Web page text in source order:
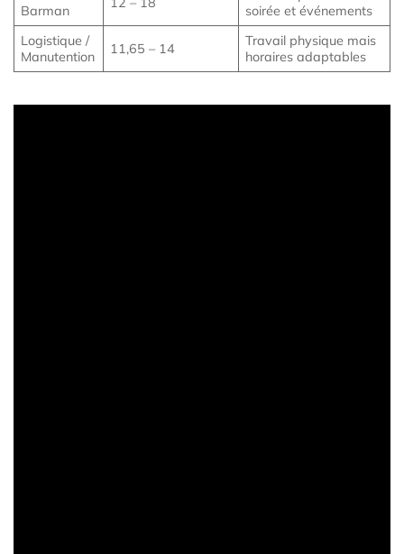
Barman
soirée et événements
Logistique /
Manutention
11,65 – 14
Travail physique mais
horaires adaptables